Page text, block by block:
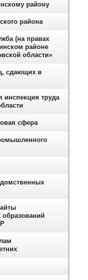
району
района
(на правах
районе
области»
сдающих в
инспекция труда
сфера